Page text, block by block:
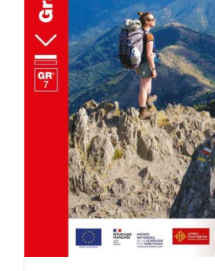
AJOUTER AU PANIER /